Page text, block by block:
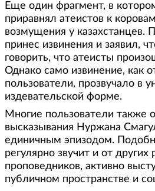
Еще один фрагмент, в
приравнял атеистов к
возмущения у казахстанцев.
принес извинения и заявил,
говорить, что атеисты
Однако само извинение, как
пользователи, прозвучало в
издевательской форме.
Многие пользователи также
высказывания Нуржана
единичным эпизодом.
регулярно звучит и от других
проповедников, активно
публичном пространстве и